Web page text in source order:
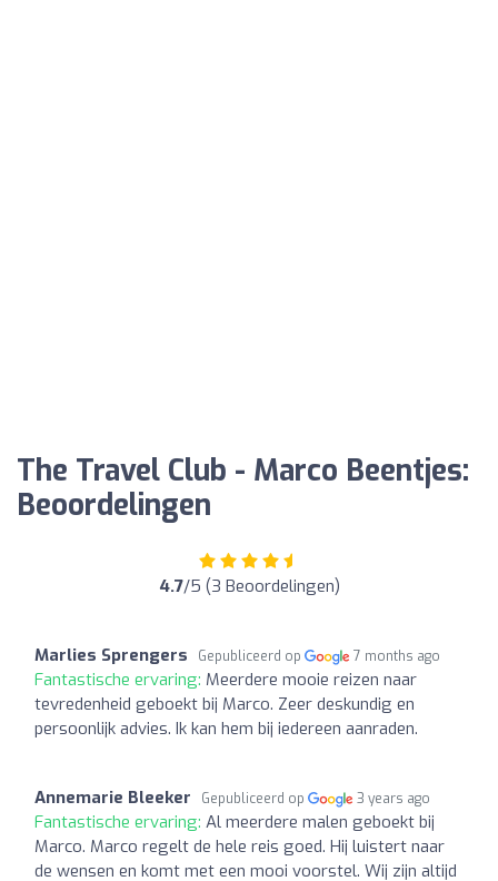
The Travel Club - Marco Beentjes:
Beoordelingen
4.7/5 (3 Beoordelingen)
Marlies Sprengers Gepubliceerd op 7 months ago
Fantastische ervaring: Meerdere mooie reizen naar
tevredenheid geboekt bij Marco. Zeer deskundig en
persoonlijk advies. Ik kan hem bij iedereen aanraden.
Annemarie Bleeker Gepubliceerd op 3 years ago
Fantastische ervaring: Al meerdere malen geboekt bij
Marco. Marco regelt de hele reis goed. Hij luistert naar
de wensen en komt met een mooi voorstel. Wij zijn altijd